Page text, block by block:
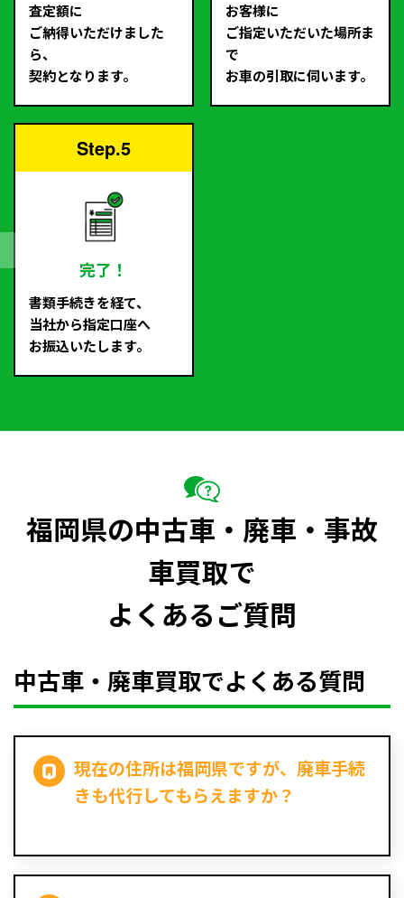
査定額に
ご納得いただけました
ら、
契約となります。
お客様に
ご指定いただいた場所ま
で
お車の引取に伺います。
Step.5
完了！
書類手続きを経て、
当社から指定口座へ
お振込いたします。
福岡県の中古車・廃車・事故
車買取で
よくあるご質問
中古車・廃車買取でよくある質問
現在の住所は福岡県ですが、廃車手続
きも代行してもらえますか？